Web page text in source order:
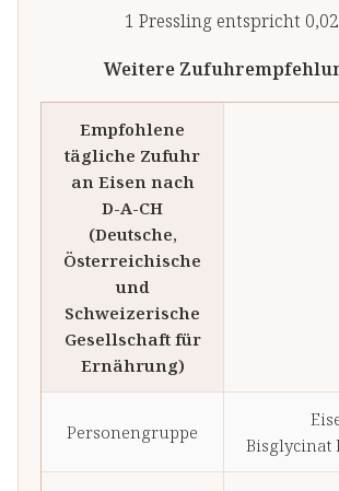
Zusammenspiel
unterstützen.
die Formel
Vegetarier und
geeignet.
1 Pressling entspricht
Weitere
Empfohlene
tägliche Zufuhr
an Eisen nach
D-A-CH
(Deutsche,
Österreichische
und
Schweizerische
Gesellschaft für
Ernährung)
Personengruppe
Bisglycinat